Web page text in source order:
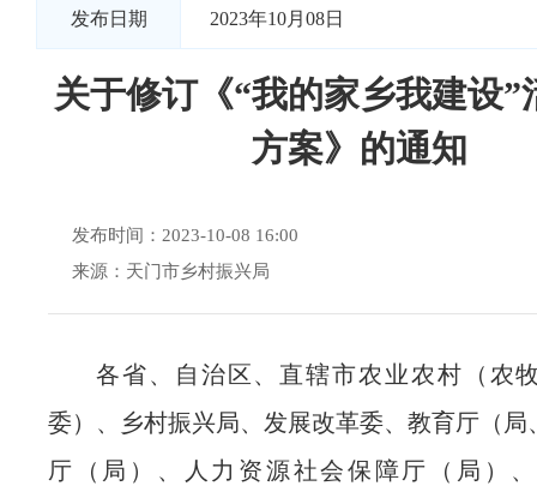
发布日期 2023年10月08日
关于修订《“我的家乡我建设”
方案》的通知
发布时间：2023-10-08 16:00
来源：天门市乡村振兴局
各省、自治区、直辖市农业农村（农
委）、乡村振兴局、发展改革委、教育厅（局
厅（局）、人力资源社会保障厅（局）